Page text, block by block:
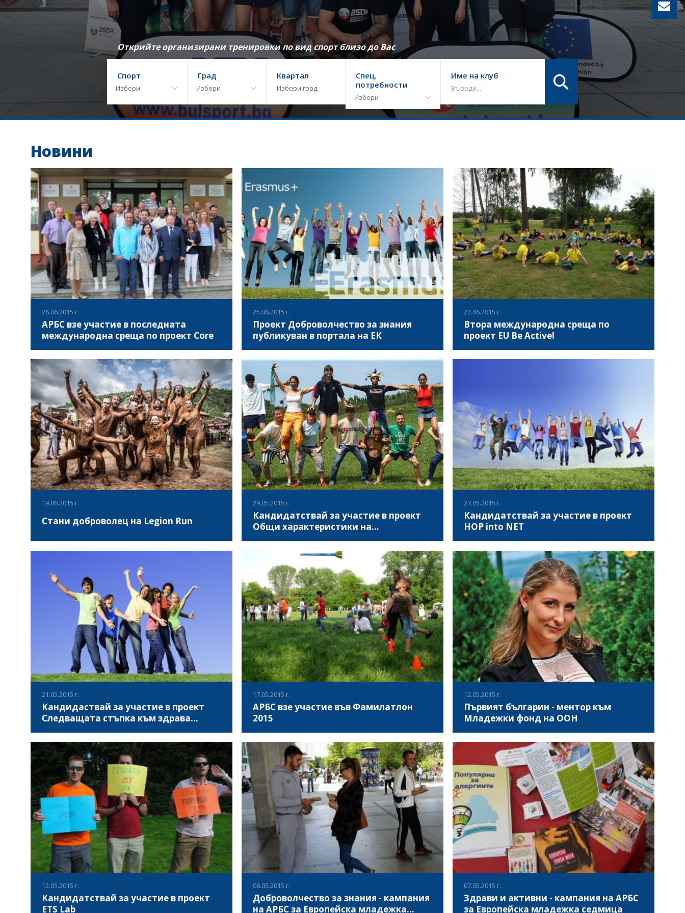
Открийте организирани тренировки по вид спорт близо до Вас
Спорт Град Квартал
Спец.
потребности
Име на клуб
Новини
26.06.2015 г.
АРБС взе участие в последната
международна среща по проект Core
последната специализирана международна среща с
представители на партньорските организации по
проект “Core” от България, Великобритания, Италия,
Латвия, Литва, Румъния и Турция.
ВИЖ ПОВЕЧЕ
25.06.2015 г.
Проект Доброволчество за знания
публикуван в портала на ЕК
популяризиране на проектите, финанирани по
различни програми, бе публикувана информация за
проект "Доброволчество за знания", който "Асоциация
за развитие на българския спорт" реализира през 2015
година.ВИЖ ПОВЕЧЕ
22.06.2015 г.
Втора международна среща по
проект EU Be Active!
Стратегически партньорства в сферата на спорта на
Европейската комисия и е на обща стойност 78 630
евро. В срещата взеха участие партньорските
организации от Полша, Испания, Латвия, Литва, Турция
и България. Координатор на проект 556927-EPP-1-2014-1-
LT-SPO-SCP “EU Be Active” е лекоатлетически клуб "Birzu
lengvosios atletikos sporto klubas".
19.06.2015 г.
Стани доброволец на Legion Run
www.legionrun.bg и https://www.facebook.com/events
/499141926909721/ - В събитието са включени следните
мероприятия: 1. Поход, който е основната част от
събитието включва: Несъстезателно 5 километрово
трасе с най-малко 18 вълнуващи препятствия от кал,
огън, вода, бодлива тел 2. Фестивал с музика,
състезания, игри, храни и напитки, които са достъпни за
участници и зрители от всички възрасти. Събитието ще
се проведе в София на 29 август 2015 г. Мястото на
събитието ще бъде на не повече от 20 километра от
центъра на града.
ВИЖ ПОВЕЧЕ
29.05.2015 г.
Кандидатствай за участие в проект
Общи характеристики на
партньор в проект "Общи характеристики на
европейските култури", финансиран в рамките на
програма "Еразъм+".
ВИЖ ПОВЕЧЕ
27.05.2015 г.
Кандидатствай за участие в проект
HOP into NET
"Еразъм+", който ще се проведе през юли 2015 г. в
Ополе, Полша.
ВИЖ ПОВЕЧЕ
21.05.2015 г.
Кандидаствай за участие в проект
Следващата стъпка към здрава
обмен в рамките на програма "Еразъм +". Проектът ще
се реализира през есента на 2015 г. в Закопане.
ВИЖ ПОВЕЧЕ
17.05.2015 г.
АРБС взе участие във Фамилатлон
2015
арена за изява на 30 клуба за спорт и свободно време,
които дадоха възможност на близо 4000 деца и
родители да експериментират с нови преживявания и
да изберат своя спорт или любимо занимание за
свободното време.
ВИЖ ПОВЕЧЕ
12.05.2015 г.
Първият българин - ментор към
Младежки фонд на ООН
Дочевска, председател на „Асоциация за развитие на
българския спорт” за участие в менторската програма
към Младежки фонд на Организация на обединените
нации (ООН).
ВИЖ ПОВЕЧЕ
12.05.2015 г.
Кандидатствай за участие в проект
ETS Lab
08.05.2015 г.
Доброволчество за знания - кампания
на АРБС за Европейска младежка
07.05.2015 г.
Здрави и активни - кампания на АРБС
за Европейска младежка седмица